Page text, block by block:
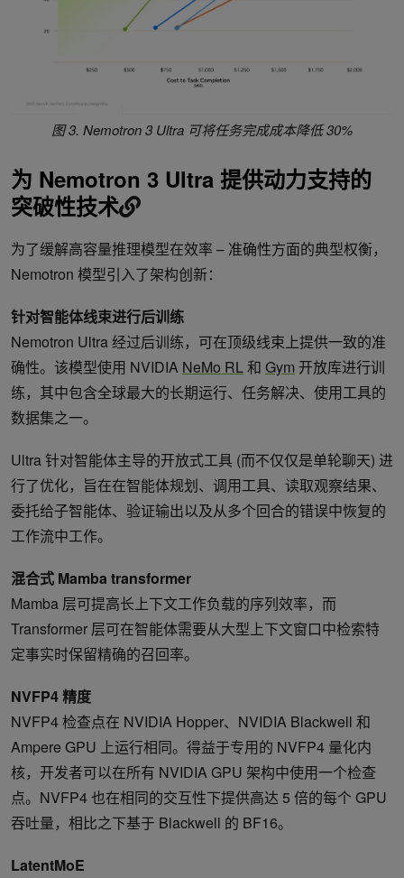
图 3. Nemotron 3 Ultra 可将任务完成成本降低 30%
为 Nemotron 3 Ultra 提供动力支持的
突破性技术
为了缓解高容量推理模型在效率 – 准确性方面的典型权衡，
Nemotron 模型引入了架构创新：
针对智能体线束进行后训练
Nemotron Ultra 经过后训练，可在顶级线束上提供一致的准
确性。该模型使用 NVIDIA NeMo RL 和 Gym 开放库进行训
练，其中包含全球最大的长期运行、任务解决、使用工具的
数据集之一。
Ultra 针对智能体主导的开放式工具 (而不仅仅是单轮聊天) 进
行了优化，旨在在智能体规划、调用工具、读取观察结果、
委托给子智能体、验证输出以及从多个回合的错误中恢复的
工作流中工作。
混合式 Mamba transformer
Mamba 层可提高长上下文工作负载的序列效率，而
Transformer 层可在智能体需要从大型上下文窗口中检索特
定事实时保留精确的召回率。
NVFP4 精度
NVFP4 检查点在 NVIDIA Hopper、NVIDIA Blackwell 和
Ampere GPU 上运行相同。得益于专用的 NVFP4 量化内
核，开发者可以在所有 NVIDIA GPU 架构中使用一个检查
点。NVFP4 也在相同的交互性下提供高达 5 倍的每个 GPU
吞吐量，相比之下基于 Blackwell 的 BF16。
LatentMoE